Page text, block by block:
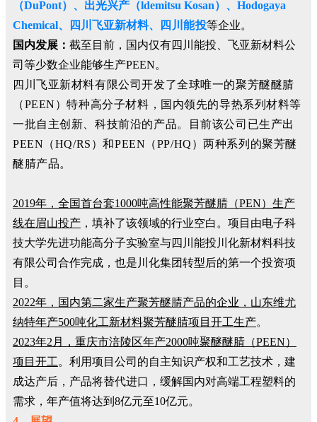
（DuPont）、出光兴产（ldemitsu Kosan）、Hodogaya
Chemical、四川飞亚新材料、
四川能投等企业。
国内发展： 截至目前，国内仅有四川能投、飞亚新材料公
司等少数企业能够生产PEEN。
四川飞亚新材料有限公司开发了全球唯一的聚芳醚醚腈
（PEEN）特种高分子材料，国内领先的导热系列材料等
一批自主创新、科技前沿的产品。
目前该公司已生产出
PEEN（HQ/RS）和PEEN（PP/HQ）两种系列的聚芳醚
醚腈产品。
2019年，全国首台套1000吨高性能聚芳醚腈（PEN）生产
线在眉山投产 ，填补了该领域的行业空白。项目由电子科
技大学先进功能高分子实验室与四川能投川化新材料科技
有限公司合作完成，也是川化集团转型后的第一个投资项
目。
2022年，国内第二家生产聚芳醚腈产品的企业，山东维尤
纳特年产500吨化工新材料聚芳醚腈项目开工生产。
2023年2月，重庆市涪陵区年产2000吨聚醚醚腈（PEEN）
项目开工。利用项目公司的自主知识产权和工艺技术，建
成达产后，产品将替代进口，缓解国内对高端工程塑料的
需求，年产值将达到8亿元至10亿元。